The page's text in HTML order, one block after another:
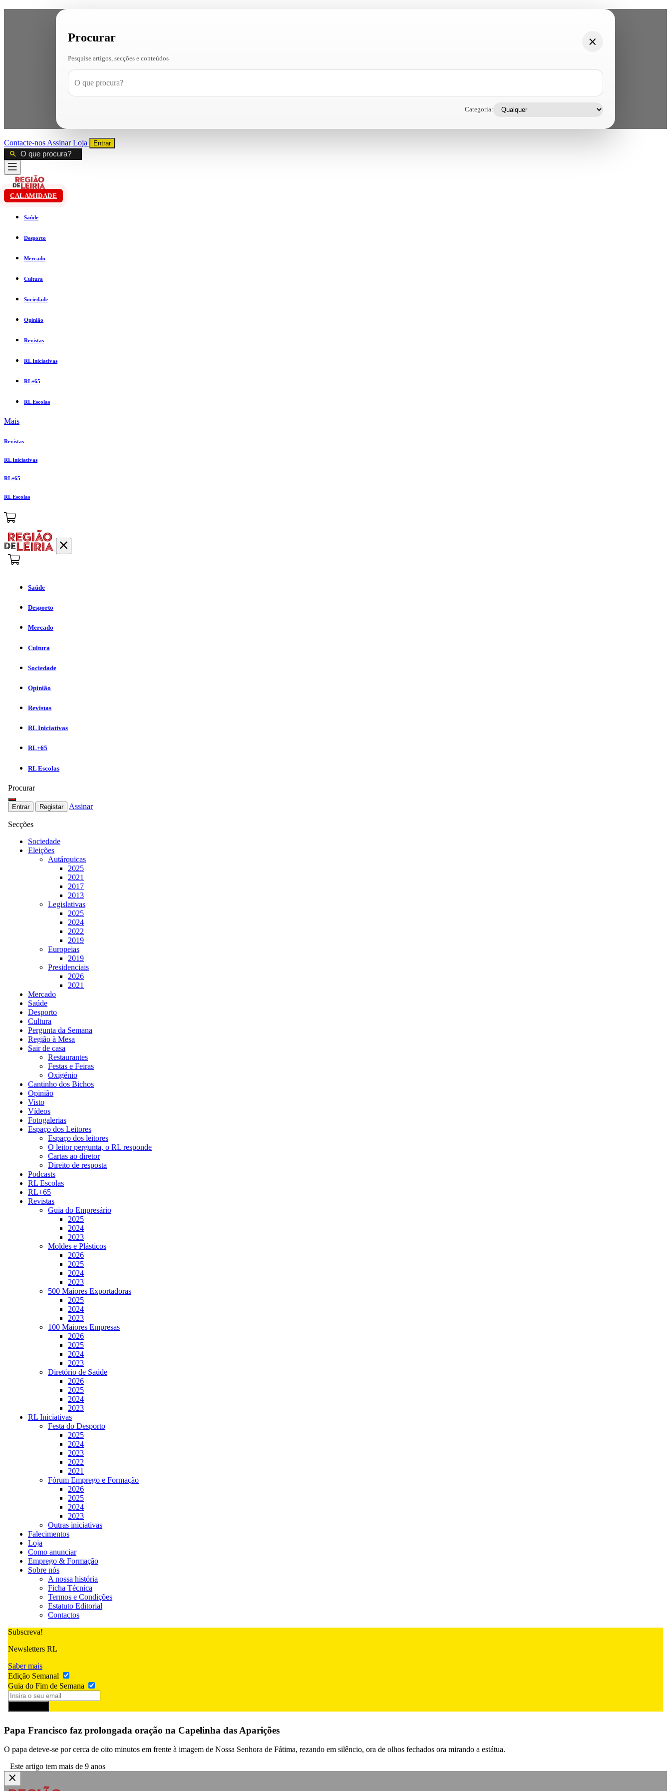
Procurar
Pesquise artigos, secções e conteúdos
Categoria:
Contacte-nos AssinarLoja Entrar
CALAMIDADE
Saúde
Desporto
Mercado
Cultura
Sociedade
Opinião
Revistas
RL Iniciativas
RL+65
RL Escolas
Mais
Revistas
RL Iniciativas
RL+65
RL Escolas
Saúde
Desporto
Mercado
Cultura
Sociedade
Opinião
Revistas
RL Iniciativas
RL+65
RL Escolas
Procurar
Entrar Registar Assinar
Secções
Sociedade
Eleições
Autárquicas
2025
2021
2017
2013
Legislativas
2025
2024
2022
2019
Europeias
2019
Presidenciais
2026
2021
Mercado
Saúde
Desporto
Cultura
Pergunta da Semana
Região à Mesa
Sair de casa
Restaurantes
Festas e Feiras
Oxigénio
Cantinho dos Bichos
Opinião
Visto
Vídeos
Fotogalerias
Espaço dos Leitores
Espaço dos leitores
O leitor pergunta, o RL responde
Cartas ao diretor
Direito de resposta
Podcasts
RL Escolas
RL+65
Revistas
Guia do Empresário
2025
2024
2023
Moldes e Plásticos
2026
2025
2024
2023
500 Maiores Exportadoras
2025
2024
2023
100 Maiores Empresas
2026
2025
2024
2023
Diretório de Saúde
2026
2025
2024
2023
RL Iniciativas
Festa do Desporto
2025
2024
2023
2022
2021
Fórum Emprego e Formação
2026
2025
2024
2023
Outras iniciativas
Falecimentos
Loja
Como anunciar
Emprego & Formação
Sobre nós
A nossa história
Ficha Técnica
Termos e Condições
Estatuto Editorial
Contactos
Subscreva!
Newsletters RL
Saber mais
Edição Semanal
Guia do Fim de Semana
Papa Francisco faz prolongada oração na Capelinha das Aparições
O papa deteve-se por cerca de oito minutos em frente à imagem de Nossa Senhora de Fátima, rezando em silêncio, ora de olhos fechados ora mirando a estátua.
Este artigo tem mais de 9 anos